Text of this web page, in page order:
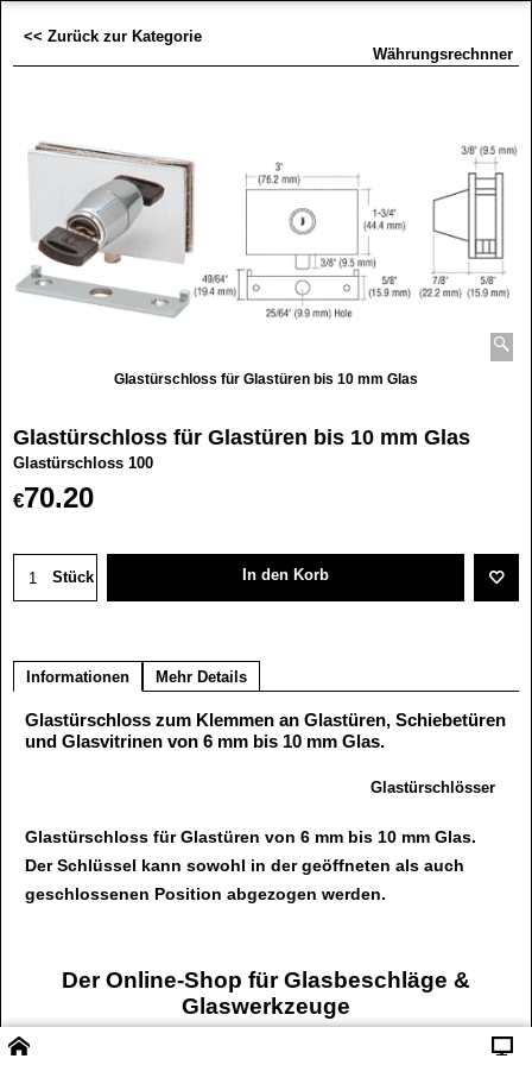
Währungsrechnner
<< Zurück zur Kategorie
Glastürschloss für Glastüren bis 10 mm Glas
Glastürschloss für Glastüren bis 10 mm Glas
Glastürschloss 100
€70.20
Stück In den Korb
Informationen Mehr Details
Glastürschloss zum Klemmen an Glastüren, Schiebetüren
und Glasvitrinen von 6 mm bis 10 mm Glas.
Glastürschlösser
Glastürschloss für Glastüren von 6 mm bis 10 mm Glas.
Der Schlüssel kann sowohl in der geöffneten als auch
geschlossenen Position abgezogen werden.
Der Online-Shop für Glasbeschläge &
Glaswerkzeuge